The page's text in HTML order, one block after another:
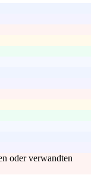
oder verwandten